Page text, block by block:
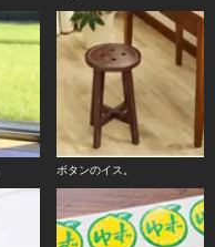
ボタンのイス。